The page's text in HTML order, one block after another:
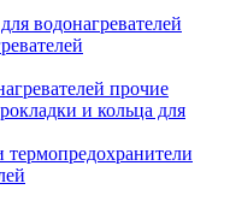
водонагревателей
прочие
и кольца для
термопредохранители